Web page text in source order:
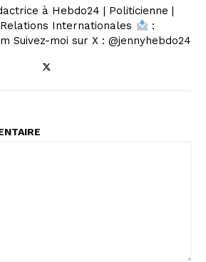
à Hebdo24 | Politicienne |
Internationales
:
Suivez-moi sur X : @jennyhebdo24